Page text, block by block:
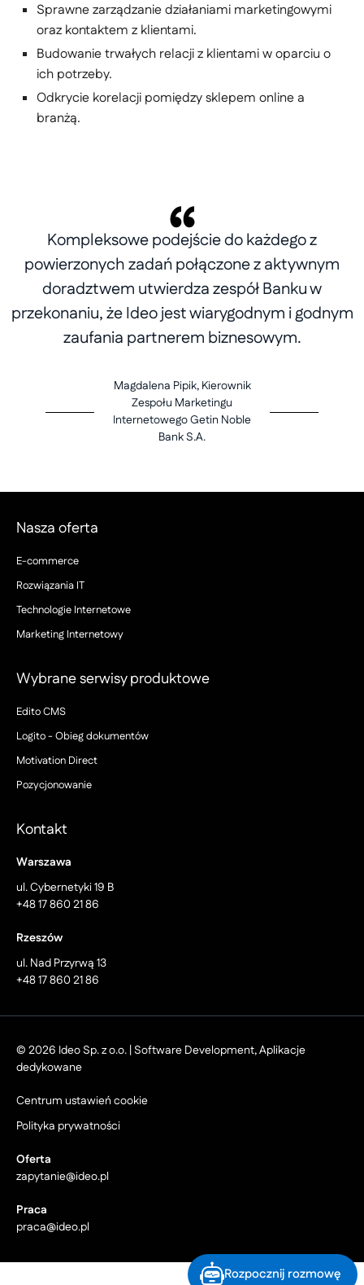
Sprawne zarządzanie działaniami marketingowymi
oraz kontaktem z klientami.
Budowanie trwałych relacji z klientami w oparciu o
ich potrzeby.
Odkrycie korelacji pomiędzy sklepem online a
branżą.
Kompleksowe podejście do każdego z
powierzonych zadań połączone z aktywnym
doradztwem utwierdza zespół Banku w
przekonaniu, że Ideo jest wiarygodnym i godnym
zaufania partnerem biznesowym.
Magdalena Pipik, Kierownik
Zespołu Marketingu
Internetowego Getin Noble
Bank S.A.
Nasza oferta
E-commerce
Rozwiązania IT
Technologie Internetowe
Marketing Internetowy
Wybrane serwisy produktowe
Edito CMS
Logito - Obieg dokumentów
Motivation Direct
Pozycjonowanie
Kontakt
Warszawa
ul. Cybernetyki 19 B
+48 17 860 21 86
Rzeszów
ul. Nad Przyrwą 13
+48 17 860 21 86
© 2026 Ideo Sp. z o.o. | Software Development, Aplikacje
dedykowane
Centrum ustawień cookie
Polityka prywatności
Oferta
zapytanie@ideo.pl
Praca
praca@ideo.pl
Rozpocznij rozmowę